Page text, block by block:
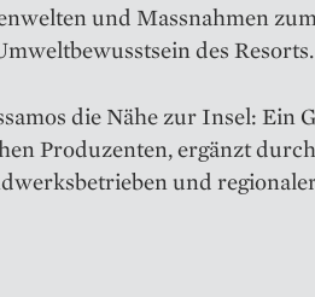
und Massnahmen
des Resorts.
die Nähe zur Insel: Ein
Produzenten, ergänzt durch
und